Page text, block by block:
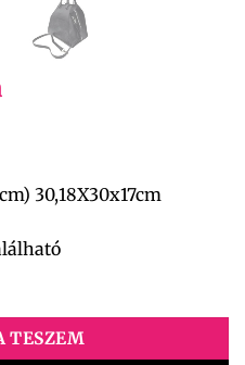
30,18X30x17cm
TESZEM